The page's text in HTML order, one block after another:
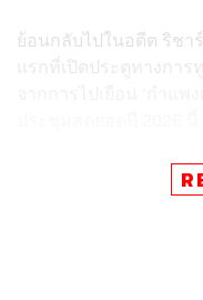
ย้อนกลับไปในอดีต ริช
แรกที่เปิดประตูทางกา
และเดินชมความงดงา
เป็นการต้อนรับที่แฝงนั